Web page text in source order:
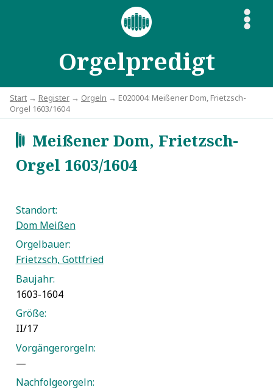
Orgelpredigt
S
Start → Register → Orgeln → E020004: Meißener Dom, Frietzsch-
Orgel 1603/1604
dMeißener Dom, Frietzsch-
Orgel 1603/1604
Standort:
Dom Meißen
Orgelbauer:
Frietzsch, Gottfried
Baujahr:
1603-1604
Größe:
II/17
Vorgängerorgeln:
—
Nachfolgeorgeln: